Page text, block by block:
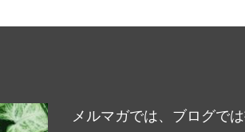
メルマガでは、ブログで